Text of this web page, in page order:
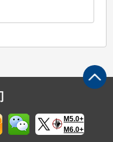
M5.0+
M6.0+